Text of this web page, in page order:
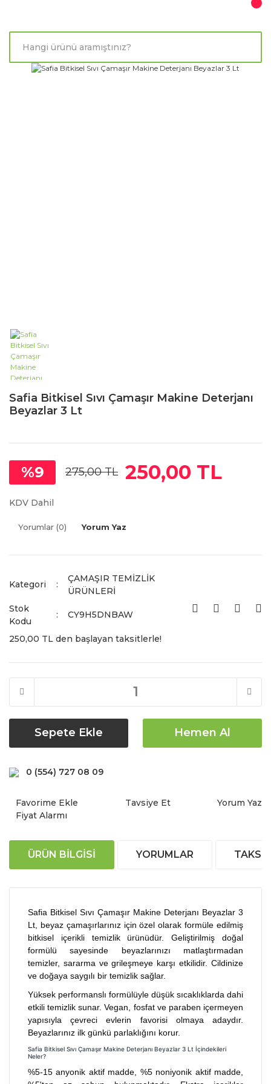
Safia Bitkisel Sıvı Çamaşır Makine Deterjanı
Beyazlar 3 Lt
%9 275,00 TL 250,00 TL
KDV Dahil
Yorumlar (0) Yorum Yaz
Kategori
ÇAMAŞIR TEMİZLİK
ÜRÜNLERİ
Stok
Kodu
CY9H5DNBAW
250,00 TL den başlayan taksitlerle!
Sepete Ekle Hemen Al
0 (554) 727 08 09
Tavsiye Et
Yorum Yaz
Fiyat Alarmı
ÜRÜN BILGISI YORUMLAR
Safia Bitkisel Sıvı Çamaşır Makine Deterjanı Beyazlar 3
Lt, beyaz çamaşırlarınız için özel olarak formüle edilmiş
bitkisel içerikli temizlik ürünüdür. Geliştirilmiş doğal
formülü sayesinde beyazlarınızı matlaştırmadan
temizler, sararma ve grileşmeye karşı etkilidir. Cildinize
ve doğaya saygılı bir temizlik sağlar.
Yüksek performanslı formülüyle düşük sıcaklıklarda dahi
etkili temizlik sunar. Vegan, fosfat ve paraben içermeyen
yapısıyla çevreci evlerin favorisi olmaya adaydır.
Beyazlarınız ilk günkü parlaklığını korur.
Safia Bitkisel Sıvı Çamaşır Makine Deterjanı Beyazlar 3 Lt İçindekileri
Neler?
%5-15 anyonik aktif madde, %5 noniyonik aktif madde,